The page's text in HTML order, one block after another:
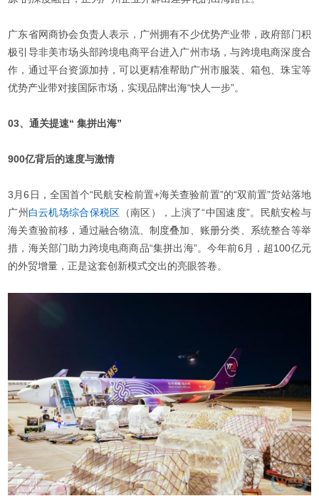
广东省网商协会负责人表示，广州拥有不少优势产业带，政府部门积
极引导非美市场头部跨境电商平台进入广州市场，与跨境电商深度合
作，通过平台资源加持，可以更精准帮助广州市服装、箱包、珠宝等
优势产业带对接国际市场，实现品牌出海“快人一步”。
03、通关提速“ 集拼出海”
900亿背后的速度与激情
3月6日，全国首个“民航安检前置+海关查验前置”的“双前置”货站落地
广州 白云机场综合保税区 （南区），上演了“中国速度”。民航安检与
海关查验前移，通过融合物流、制度叠加、账册分类、系统整合等举
措，海关部门助力跨境电商商品“集拼出海”。今年前6月，超100亿元
的外贸增量，正是这套创新模式交出的亮眼答卷。